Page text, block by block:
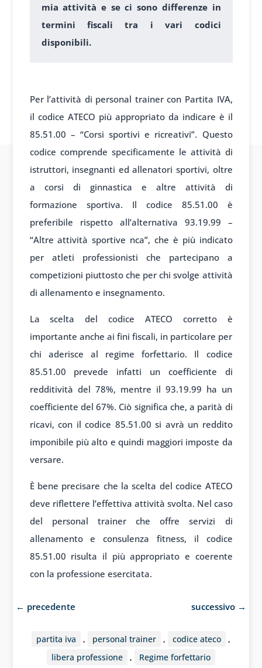
mia attività e se ci sono differenze in
termini fiscali tra i vari codici
disponibili.
Per l’attività di personal trainer con Partita IVA,
il codice ATECO più appropriato da indicare è il
85.51.00 – “Corsi sportivi e ricreativi”. Questo
codice comprende specificamente le attività di
istruttori, insegnanti ed allenatori sportivi, oltre
a corsi di ginnastica e altre attività di
formazione sportiva. Il codice 85.51.00 è
preferibile rispetto all’alternativa 93.19.99 –
“Altre attività sportive nca”, che è più indicato
per atleti professionisti che partecipano a
competizioni piuttosto che per chi svolge attività
di allenamento e insegnamento.
La scelta del codice ATECO corretto è
importante anche ai fini fiscali, in particolare per
chi aderisce al regime forfettario. Il codice
85.51.00 prevede infatti un coefficiente di
redditività del 78%, mentre il 93.19.99 ha un
coefficiente del 67%. Ciò significa che, a parità di
ricavi, con il codice 85.51.00 si avrà un reddito
imponibile più alto e quindi maggiori imposte da
versare.
È bene precisare che la scelta del codice ATECO
deve riflettere l’effettiva attività svolta. Nel caso
del personal trainer che offre servizi di
allenamento e consulenza fitness, il codice
85.51.00 risulta il più appropriato e coerente
con la professione esercitata.
← precedente successivo →
partita iva , personal trainer , codice ateco
,
libera professione
, Regime forfettario